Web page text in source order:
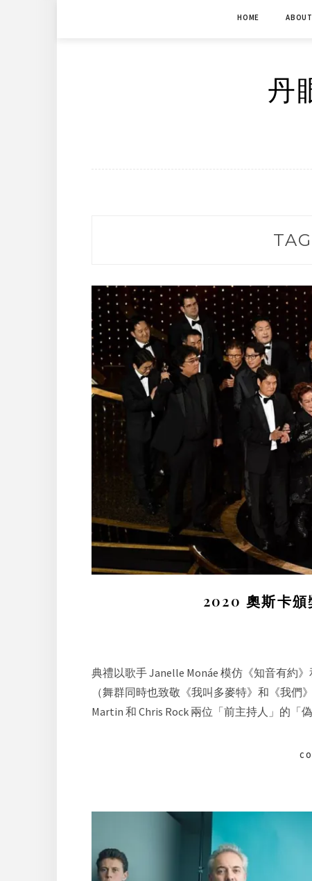
HOME ABOUT
丹
2020 奧斯卡頒
典禮以歌手 Janelle Monáe 模仿《知音有約
（舞群同時也致敬《我叫多麥特》和《我們
Martin 和 Chris Rock 兩位「前主持人」的「